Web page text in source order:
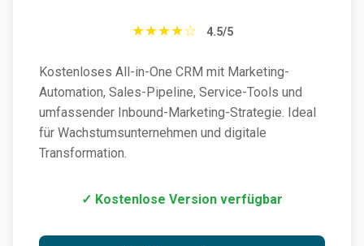
★★★★☆ 4.5/5
Kostenloses All-in-One CRM mit Marketing-
Automation, Sales-Pipeline, Service-Tools und
umfassender Inbound-Marketing-Strategie. Ideal
für Wachstumsunternehmen und digitale
Transformation.
✓ Kostenlose Version verfügbar